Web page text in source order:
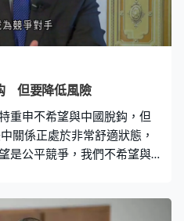
但要降低風險
重申不希望與中國脫鈎，但
關係正處於非常舒適狀態，
是公平競爭，我們不希望與
，由中國手上奪回主權。貝